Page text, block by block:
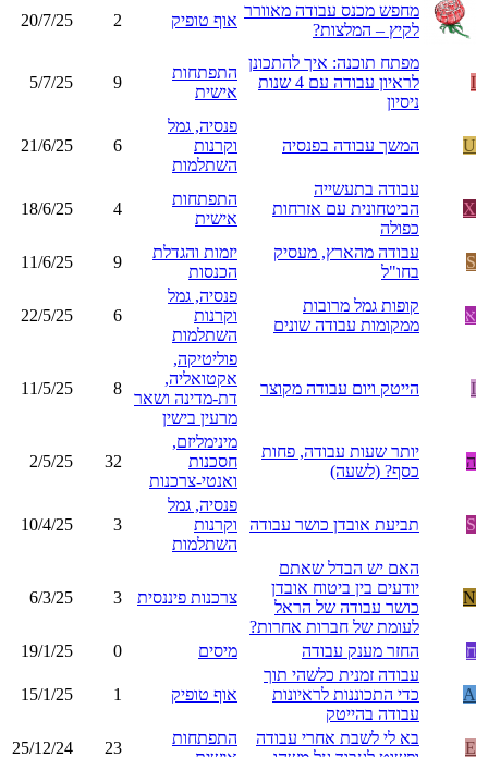
מחפש מכנס עבודה מאוורר
לקיץ – המלצות?
אוף טופיק 2
20/7/25
I
מפתח תוכנה: איך להתכונן
לראיון עבודה עם 4 שנות
ניסיון
התפתחות
אישית
9
5/7/25
U המשך עבודה בפנסיה
פנסיה, גמל
וקרנות
השתלמות
6
21/6/25
X
עבודה בתעשייה
הביטחונית עם אזרחות
כפולה
התפתחות
אישית
4
18/6/25
S
עבודה מהארץ, מעסיק
בחו"ל
יזמות והגדלת
הכנסות
9
11/6/25
א
קופות גמל מרובות
ממקומות עבודה שונים
פנסיה, גמל
וקרנות
השתלמות
6
22/5/25
I הייטק ויום עבודה מקוצר
פוליטיקה,
אקטואליה,
דת-מדינה ושאר
מרעין בישין
8
11/5/25
ה
יותר שעות עבודה, פחות
כסף? (לשעה)
מינימליזם,
חסכנות
ואנטי-צרכנות
32
2/5/25
S תביעת אובדן כושר עבודה
פנסיה, גמל
וקרנות
השתלמות
3
10/4/25
N
האם יש הבדל שאתם
יודעים בין ביטוח אובדן
כושר עבודה של הראל
לעומת של חברות אחרות?
צרכנות פיננסית 3
6/3/25
ח החזר מענק עבודה מיסים 0
19/1/25
A
עבודה זמנית כלשהי תוך
כדי התכוננות לראיונות
עבודה בהייטק
אוף טופיק 1
15/1/25
E
בא לי לשבת אחרי עבודה
התפתחות
23
25/12/24